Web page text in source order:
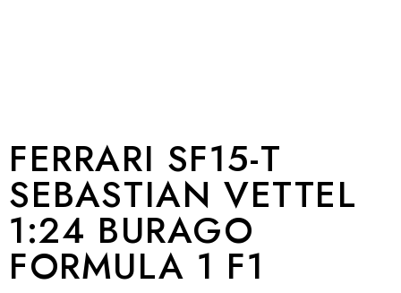
FERRARI SF15-T
SEBASTIAN VETTEL
1:24 BURAGO
FORMULA 1 F1